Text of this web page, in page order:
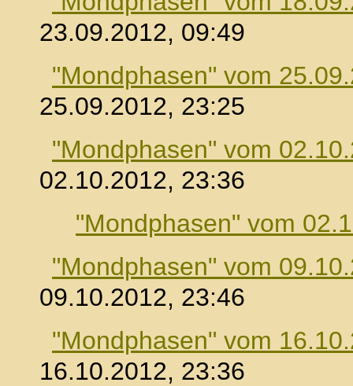
23.09.2012, 09:49
"Mondphasen" vom
25.09.2012, 23:25
"Mondphasen" vom
02.10.2012, 23:36
"Mondphasen" vom
"Mondphasen" vom
09.10.2012, 23:46
"Mondphasen" vom
16.10.2012, 23:36